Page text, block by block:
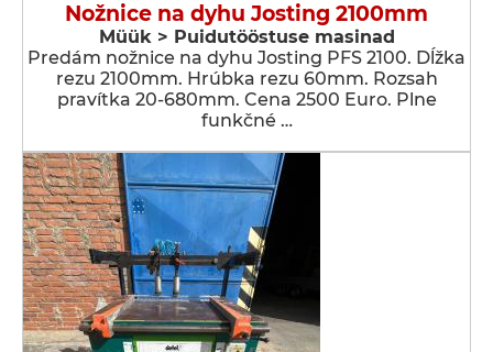
Nožnice na dyhu Josting 2100mm
Müük > Puidutööstuse masinad
Predám nožnice na dyhu Josting PFS 2100. Dĺžka
rezu 2100mm. Hrúbka rezu 60mm. Rozsah
pravítka 20-680mm. Cena 2500 Euro. Plne
funkčné …